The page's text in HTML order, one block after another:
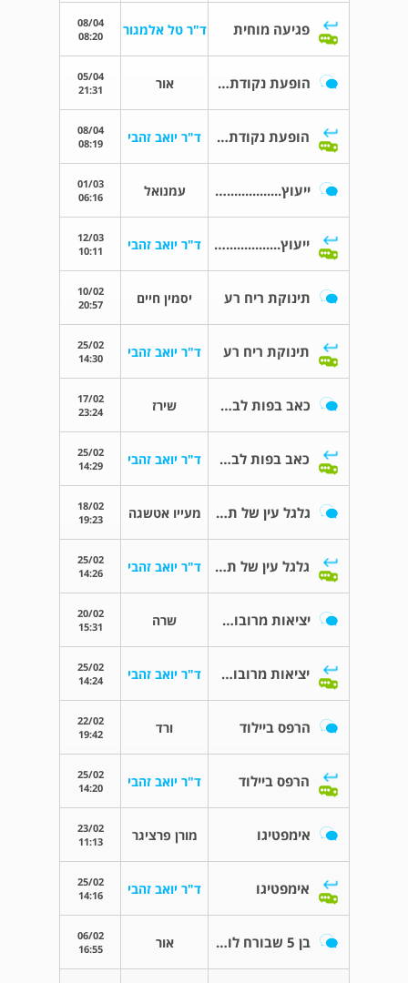
פגיעה מוחית ד"ר טל אלמגור
08/04
08:20
הופעת נקודת חן חדשה לילד אור
05/04
21:31
הופעת נקודת חן חדשה לילד ד"ר יואב זהבי
08/04
08:19
ייעוץ....................................... עמנואל
01/03
06:16
ייעוץ....................................... ד"ר יואב זהבי
12/03
10:11
תינוקת ריח רע יסמין חיים
10/02
20:57
תינוקת ריח רע ד"ר יואב זהבי
25/02
14:30
כאב בפות לבת שלוש שירז
17/02
23:24
כאב בפות לבת שלוש ד"ר יואב זהבי
25/02
14:29
גלגל עין של תינוק עולה למעלה בתנוחה ישרה מעייו אטשגה
18/02
19:23
גלגל עין של תינוק עולה למעלה בתנוחה ישרה ד"ר יואב זהבי
25/02
14:26
יציאות מרובות אצל תינוקת בת 6 חודשים שרה
20/02
15:31
יציאות מרובות אצל תינוקת בת 6 חודשים ד"ר יואב זהבי
25/02
14:24
הרפס ביילוד ורד
22/02
19:42
הרפס ביילוד ד"ר יואב זהבי
25/02
14:20
אימפטיגו מורן פרציגר
23/02
11:13
אימפטיגו ד"ר יואב זהבי
25/02
14:16
בן 5 שבורח לו פיפי מבלי לשים לב אור
06/02
16:55